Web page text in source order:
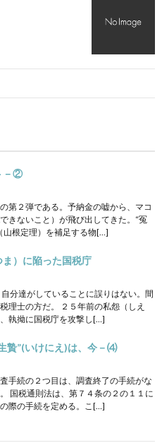
－②
第２弾である。予納金の嘘から、マコ
きないこと）が飛び出してきた。“冤
山根定理）を補足する物[…]
）に陥った国税庁
分達がしていることに誤りはない。間
理士の方だ。 ２５年前の私怨（しえ
執拗に国税庁を攻撃し[…]
贄”(いけにえ)は、今－⑷
手続の２つ目は、調査終了の手続がな
国税通則法は、第７４条の２の１１に
際の手続を定める。こ[…]